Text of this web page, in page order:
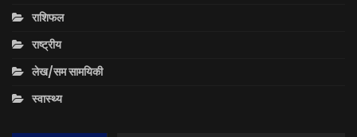
राशिफल
राष्ट्रीय
लेख/सम सामयिकी
स्वास्थ्य